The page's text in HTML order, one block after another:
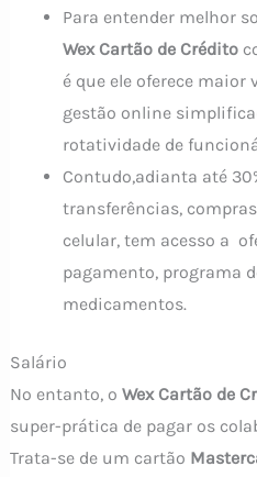
Para entender melhor
Wex Cartão de Crédito
é que ele oferece maior
gestão online
rotatividade de
Contudo,adianta até
transferências,
celular, tem acesso a
pagamento, programa
medicamentos.
Salário
No entanto, o Wex Cartão de
super-prática de pagar os
Trata-se de um cartão